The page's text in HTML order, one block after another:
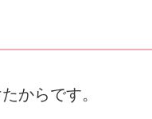
からです。